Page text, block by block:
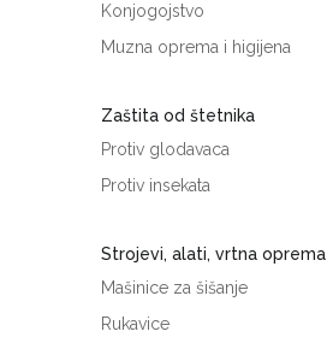
Konjogojstvo
Muzna oprema i higijena
Zaštita od štetnika
Protiv glodavaca
Protiv insekata
Strojevi, alati, vrtna oprema
Mašinice za šišanje
Rukavice